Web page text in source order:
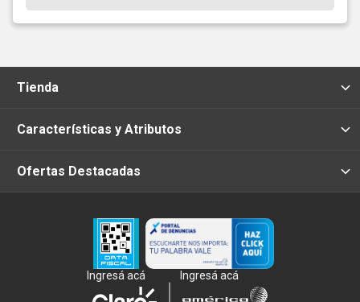
Tienda
Características y Atributos
Ofertas Destacadas
Ingresá acá Ingresá acá